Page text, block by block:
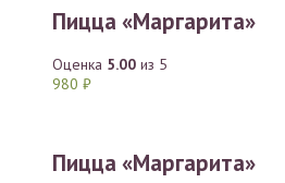
Пицца «Маргарита»
Оценка 5.00 из 5
980 ₽
Пицца «Маргарита»